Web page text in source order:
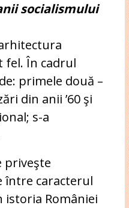
socialismului
fel. În cadrul
primele două –
din anii ’60 şi
s-a
priveşte
între caracterul
istoria României